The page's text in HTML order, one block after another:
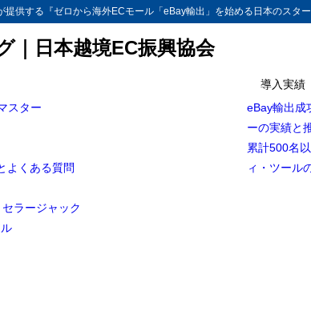
供する『ゼロから海外ECモール「eBay輸出」を始める日本のスタ
｜日本越境EC振興協会
スター
よくある質問
ラージャック
導入実績
eBay輸出成
ーの実績と
累計500名
ィ・ツール
初に外注化するのは発送！！
効活用するために、まず最初に取り組むべき事は発送の外注化です